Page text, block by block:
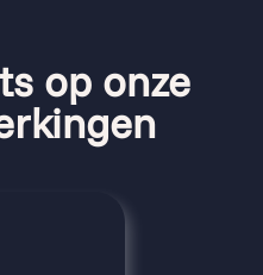
op onze